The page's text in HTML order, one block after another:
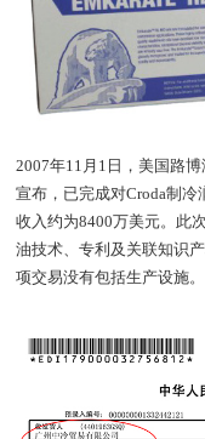
2007年11月1日，美国路
宣布，已完成对Croda制
收入约为8400万美元。此
油技术、专利及关联知识
项交易没有包括生产设施